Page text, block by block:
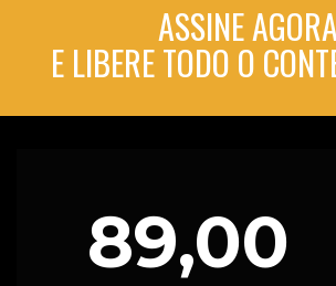
ASSINE AGORA
E LIBERE TODO O
89,00